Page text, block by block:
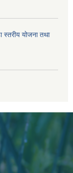
स्तरीय योजना तथा